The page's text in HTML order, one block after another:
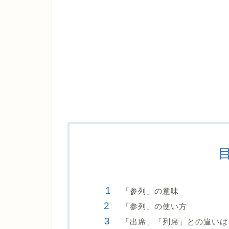
「参列」の意味
「参列」の使い方
「出席」「列席」との違いは